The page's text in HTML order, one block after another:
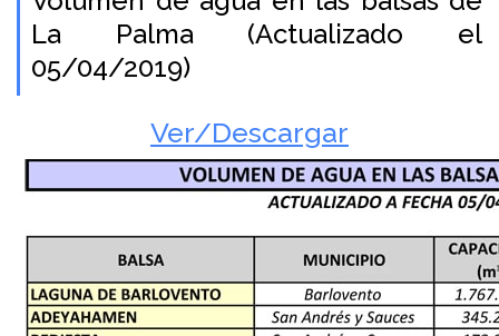
La Palma (Actualizado el
05/04/2019)
Ver/Descargar